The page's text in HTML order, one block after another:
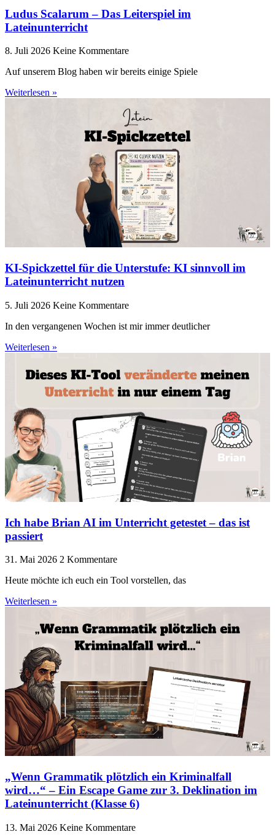
Ludus Scalarum – Das Leiterspiel im
Lateinunterricht
8. Juli 2026 Keine Kommentare
Auf unserem Blog haben wir bereits einige Spiele
Weiterlesen »
KI-Spickzettel für die Unterstufe: KI sinnvoll im
Lateinunterricht nutzen
5. Juli 2026 Keine Kommentare
In den vergangenen Wochen ist mir immer deutlicher
Weiterlesen »
Ich habe Brian AI im Unterricht getestet – das ist
passiert
31. Mai 2026 2 Kommentare
Heute möchte ich euch ein Tool vorstellen, das
Weiterlesen »
„Wenn Grammatik plötzlich ein Kriminalfall
wird…“ – Ein Escape Game zur 3. Deklination im
Lateinunterricht (Klasse 6)
13. Mai 2026 Keine Kommentare